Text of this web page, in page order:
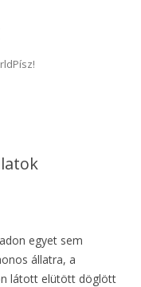
egyet sem
állatra, a
látott elütött döglött